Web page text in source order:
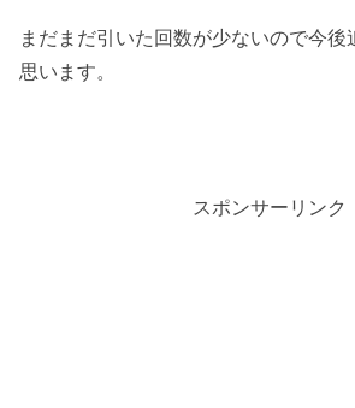
まだまだ引いた回数が少ないので今後
思います。
スポンサーリンク